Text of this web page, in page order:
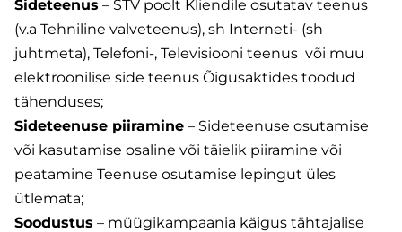
Sideteenus – STV poolt Kliendile osutatav teenus
(v.a Tehniline valveteenus), sh Interneti- (sh
juhtmeta), Telefoni-, Televisiooni teenus või muu
elektroonilise side teenus Õigusaktides toodud
tähenduses;
Sideteenuse piiramine – Sideteenuse osutamise
või kasutamise osaline või täielik piiramine või
peatamine Teenuse osutamise lepingut üles
ütlemata;
Soodustus – müügikampaania käigus tähtajalise